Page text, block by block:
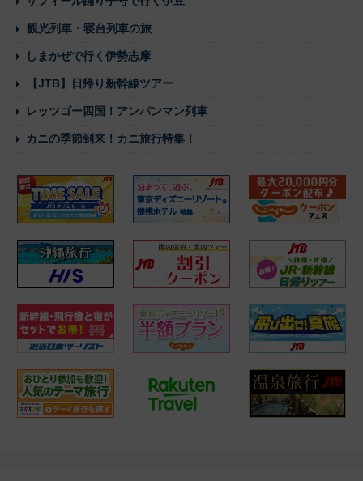
観光列車・寝台列車の旅
しまかぜで行く伊勢志摩
【JTB】日帰り新幹線ツアー
レッツゴー四国！アンパンマン列車
カニの季節到来！カニ旅行特集！